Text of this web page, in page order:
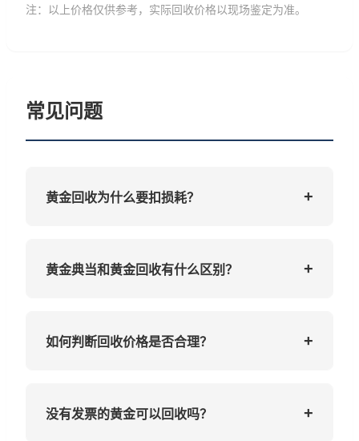
注：以上价格仅供参考，实际回收价格以现场鉴定为准。
常见问题
黄金回收为什么要扣损耗？ +
因：1）黄金首饰在佩戴过程中会有正常磨损；
黄金典当和黄金回收有什么区别？ +
您不再拥有该黄金。黄金典当是将黄金作为抵
如何判断回收价格是否合理？ +
比当日国际金价，回收价一般在国际金价的
没有发票的黄金可以回收吗？ +